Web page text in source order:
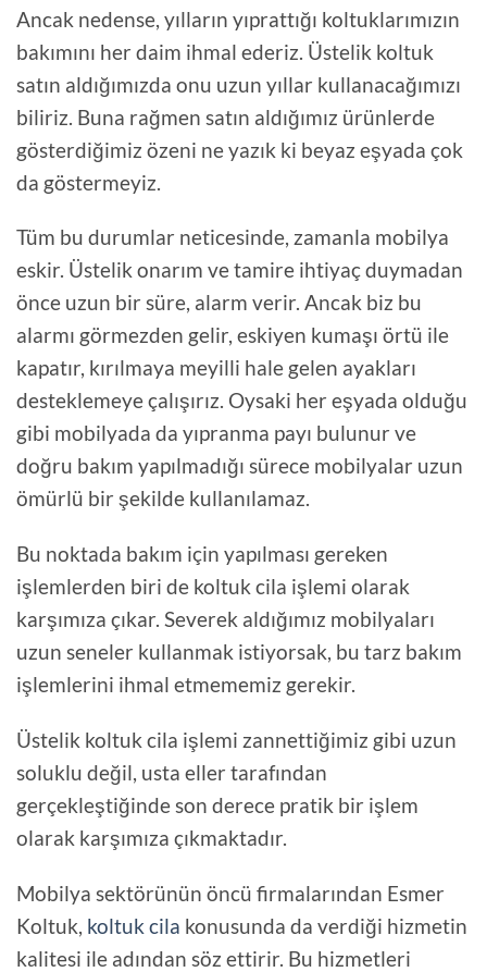
Ancak nedense, yılların yıprattığı koltuklarımızın
bakımını her daim ihmal ederiz. Üstelik koltuk
satın aldığımızda onu uzun yıllar kullanacağımızı
biliriz. Buna rağmen satın aldığımız ürünlerde
gösterdiğimiz özeni ne yazık ki beyaz eşyada çok
da göstermeyiz.
Tüm bu durumlar neticesinde, zamanla mobilya
eskir. Üstelik onarım ve tamire ihtiyaç duymadan
önce uzun bir süre, alarm verir. Ancak biz bu
alarmı görmezden gelir, eskiyen kumaşı örtü ile
kapatır, kırılmaya meyilli hale gelen ayakları
desteklemeye çalışırız. Oysaki her eşyada olduğu
gibi mobilyada da yıpranma payı bulunur ve
doğru bakım yapılmadığı sürece mobilyalar uzun
ömürlü bir şekilde kullanılamaz.
Bu noktada bakım için yapılması gereken
işlemlerden biri de koltuk cila işlemi olarak
karşımıza çıkar. Severek aldığımız mobilyaları
uzun seneler kullanmak istiyorsak, bu tarz bakım
işlemlerini ihmal etmememiz gerekir.
Üstelik koltuk cila işlemi zannettiğimiz gibi uzun
soluklu değil, usta eller tarafından
gerçekleştiğinde son derece pratik bir işlem
olarak karşımıza çıkmaktadır.
Mobilya sektörünün öncü firmalarından Esmer
Koltuk, koltuk cila konusunda da verdiği hizmetin
kalitesi ile adından söz ettirir. Bu hizmetleri